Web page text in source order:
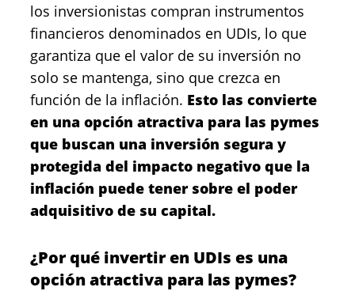
los inversionistas compran instrumentos
financieros denominados en UDIs, lo que
garantiza que el valor de su inversión no
solo se mantenga, sino que crezca en
función de la inflación. Esto las convierte
en una opción atractiva para las pymes
que buscan una inversión segura y
protegida del impacto negativo que la
inflación puede tener sobre el poder
adquisitivo de su capital.
¿Por qué invertir en UDIs es una
opción atractiva para las pymes?